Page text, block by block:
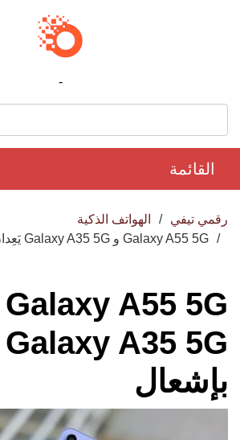
-
القائمة
رقمي تيفي
الهواتف الذكية
Galaxy A55 5G و Galaxy A35 5G يَعِدان بإشعال
بإشعال